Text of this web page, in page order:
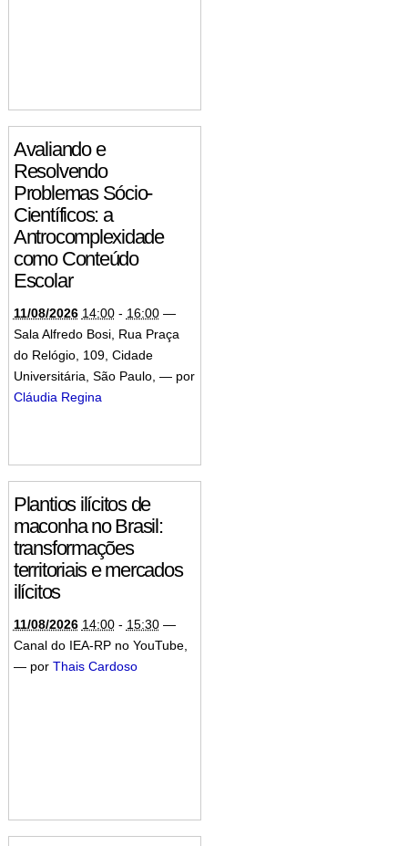
Avaliando e
Resolvendo
Problemas Sócio-
Científicos: a
Antrocomplexidade
como Conteúdo
Escolar
11/08/2026 14:00- 16:00 —
Sala Alfredo Bosi, Rua Praça
do Relógio, 109, Cidade
Universitária, São Paulo, — por
Cláudia Regina
Plantios ilícitos de
maconha no Brasil:
transformações
territoriais e mercados
ilícitos
11/08/2026 14:00- 15:30 —
Canal do IEA-RP no YouTube,
— por Thais Cardoso